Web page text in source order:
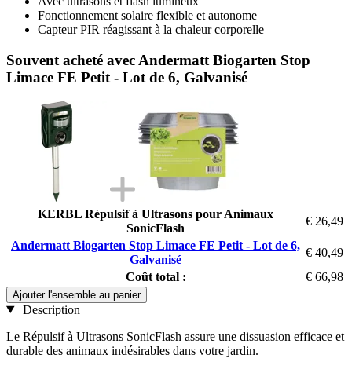
Fonctionnement solaire flexible et autonome
Capteur PIR réagissant à la chaleur corporelle
Souvent acheté avec Andermatt Biogarten Stop
Limace FE Petit - Lot de 6, Galvanisé
KERBL Répulsif à Ultrasons pour Animaux
SonicFlash
€ 26,49
Andermatt Biogarten Stop Limace FE Petit - Lot de 6,
Galvanisé
€ 40,49
Coût total :
€ 66,98
Ajouter l'ensemble au panier
Description
Le Répulsif à Ultrasons SonicFlash assure une dissuasion efficace et
durable des animaux indésirables dans votre jardin.